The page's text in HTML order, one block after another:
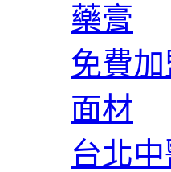
藥膏
免費
面材
台北